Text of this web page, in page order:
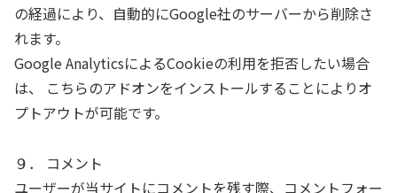
の経過により、自動的にGoogle社のサーバーから削除さ
れます。
Google AnalyticsによるCookieの利用を拒否したい場合
は、 こちらのアドオンをインストールすることによりオ
プトアウトが可能です。
９． コメント
ユーザーが当サイトにコメントを残す際、コメントフォー